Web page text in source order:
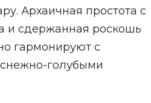
Архаичная простота с
и сдержанная роскошь
гармонируют с
голубыми